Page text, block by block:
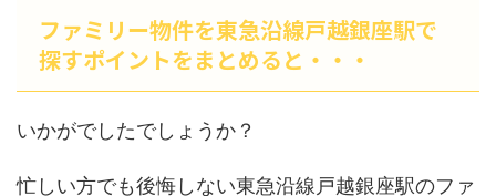
ファミリー物件を東急沿線戸越銀座駅で
探すポイントをまとめると・・・
いかがでしたでしょうか？
忙しい方でも後悔しない東急沿線戸越銀座駅のファ